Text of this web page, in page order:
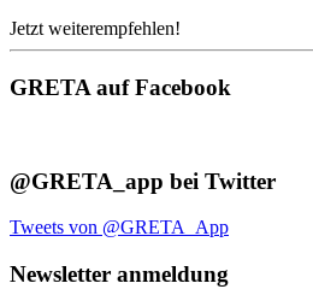
Jetzt weiterempfehlen!
GRETA auf Facebook
@GRETA_app bei Twitter
Tweets von @GRETA_App
Newsletter anmeldung